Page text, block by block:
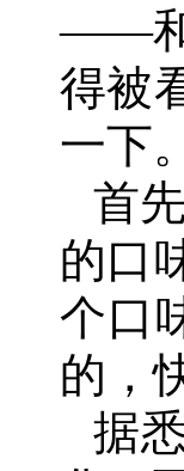
——和
得被
一下。
首
的口
个口
的，
据